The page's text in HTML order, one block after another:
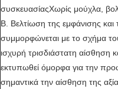
συσκευασίαςΧωρίς μούχλα,
Β. Βελτίωση της εμφάνισης και
συμμορφώνεται με το σχήμα
ισχυρή τρισδιάστατη αίσθηση
εκτυπωθεί όμορφα για την
σημαντικά την αίσθηση της